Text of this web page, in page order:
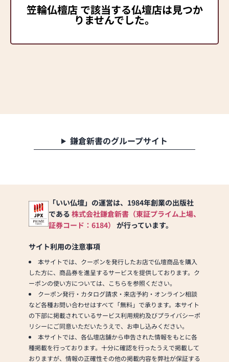
笠輪仏檀店 で該当する仏壇店は見つか
りませんでした。
鎌倉新書のグループサイト
「いい仏壇」の運営は、1984年創業の出版社
である 株式会社鎌倉新書（東証プライム上場、
証券コード：6184） が行っています。
サイト利用の注意事項
本サイトでは、クーポンを発行したお店で仏壇商品を購入
した方に、商品券を進呈するサービスを提供しております。ク
ーポンの使い方については、こちらを参照ください。
クーポン発行・カタログ請求・来店予約・オンライン相談
など各種お問い合わせはすべて「無料」で承ります。本サイト
の下部に掲載されているサービス利用規約及びプライバシーポ
リシーにご同意いただいたうえで、お申し込みください。
本サイトでは、各仏壇店舗から申告された情報をもとに各
種掲載を行っております。十分に確認を行ったうえで掲載して
おりますが、情報の正確性その他の掲載内容を弊社が保証する